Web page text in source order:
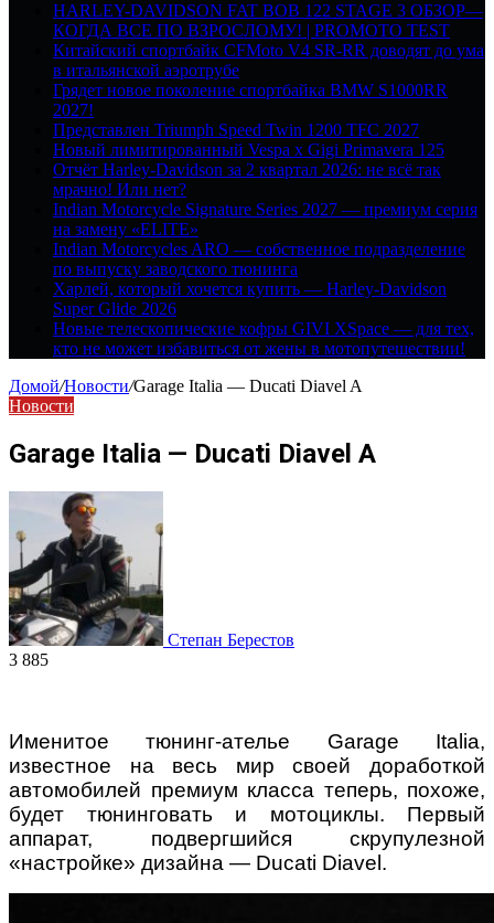
HARLEY-DAVIDSON FAT BOB 122 STAGE 3 ОБЗОР—
КОГДА ВСЕ ПО ВЗРОСЛОМУ! | PROMOTO TEST
Китайский спортбайк CFMoto V4 SR-RR доводят до ума
в итальянской аэротрубе
Грядет новое поколение спортбайка BMW S1000RR
2027!
Представлен Triumph Speed Twin 1200 TFC 2027
Новый лимитированный Vespa x Gigi Primavera 125
Отчёт Harley-Davidson за 2 квартал 2026: не всё так
мрачно! Или нет?
Indian Motorcycle Signature Series 2027 — премиум серия
на замену «ELITE»
Indian Motorcycles ARO — собственное подразделение
по выпуску заводского тюнинга
Харлей, который хочется купить — Harley-Davidson
Super Glide 2026
Новые телескопические кофры GIVI XSpace — для тех,
кто не может избавиться от жены в мотопутешествии!
Домой/Новости/Garage Italia — Ducati Diavel A
Новости
Garage Italia — Ducati Diavel A
Степан Берестов
3 885
Именитое тюнинг-ателье Garage Italia,
известное на весь мир своей доработкой
автомобилей премиум класса теперь, похоже,
будет тюнинговать и мотоциклы. Первый
аппарат, подвергшийся скрупулезной
«настройке» дизайна — Ducati Diavel.